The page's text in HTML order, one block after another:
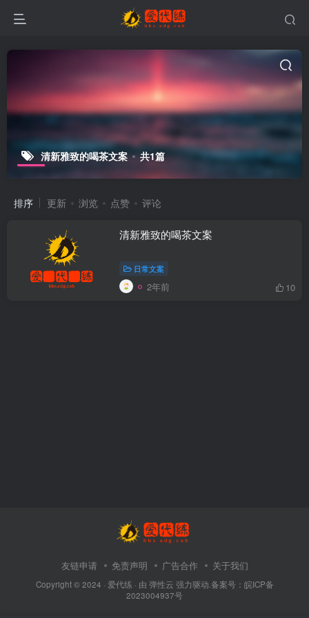
清新雅致的喝茶文案 共1篇
排序 更新 浏览 点赞 评论
清新雅致的喝茶文案
日常文案
2年前 10
友链申请 免责声明 广告合作 关于我们
Copyright © 2024 · 爱代练 · 由 弹性云 强力驱动.备案号： 皖ICP备
2023004937号